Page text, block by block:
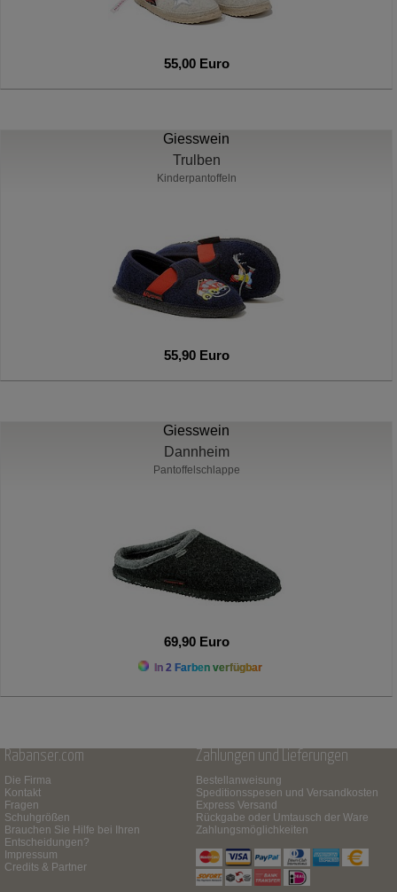
55,00 Euro
Giesswein
Trulben
Kinderpantoffeln
55,90 Euro
Giesswein
Dannheim
Pantoffelschlappe
69,90 Euro
In 2 Farben verfügbar
Rabanser.com
Die Firma
Kontakt
Fragen
Schuhgrößen
Brauchen Sie Hilfe bei Ihren
Entscheidungen?
Impressum
Credits & Partner
Zahlungen und Lieferungen
Bestellanweisung
Speditionsspesen und Versandkosten
Express Versand
Rückgabe oder Umtausch der Ware
Zahlungsmöglichkeiten